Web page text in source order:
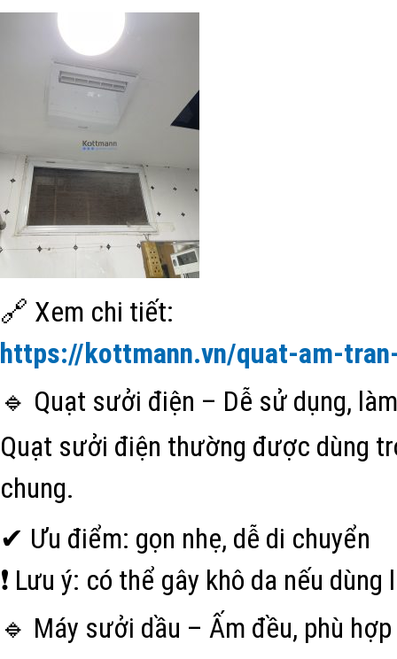
🔗 Xem chi tiết:
https://kottmann.vn/quat-am-
🔹 Quạt sưởi điện – Dễ sử dụng,
Quạt sưởi điện thường được dùng
chung.
✔ Ưu điểm: gọn nhẹ, dễ di chuyển
❗ Lưu ý: có thể gây khô da nếu dùng
🔹 Máy sưởi dầu – Ấm đều, phù